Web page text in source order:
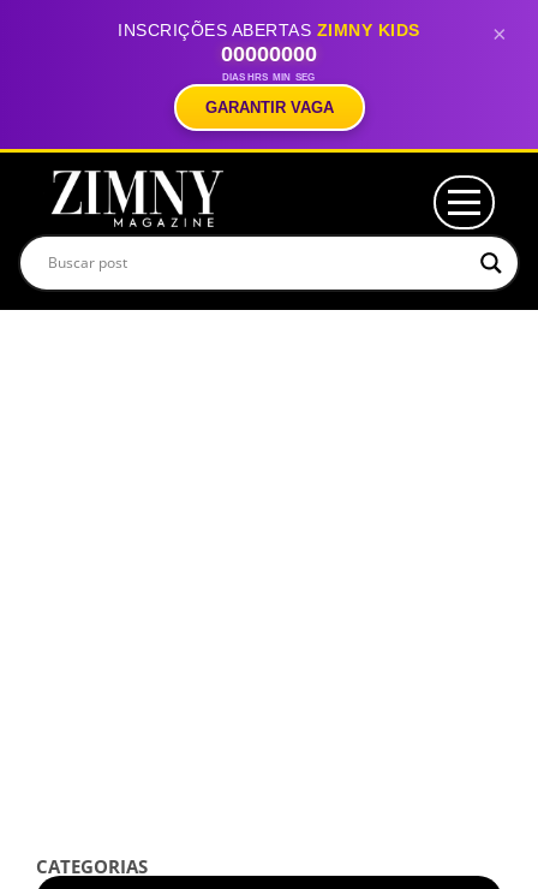
INSCRIÇÕES ABERTAS ZIMNY KIDS
00
DIAS
00
HRS
00
MIN
00
SEG
GARANTIR VAGA
×
CATEGORIAS